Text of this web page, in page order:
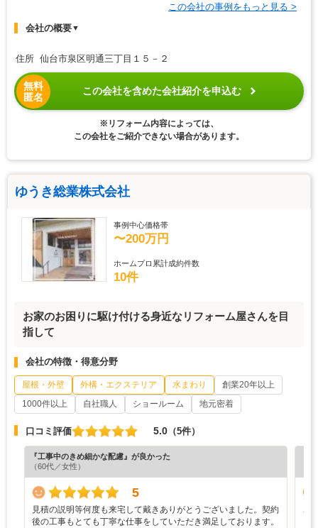
この会社の事例をもっと見る >
会社の概要▼
住所 仙台市泉区明通三丁目１５－２
無料
匿名
この会社を含めた会社紹介を申込む
※リフォーム内容によっては、
この会社をご紹介できない場合があります。
ゆうき総業株式会社
事例中心価格帯
〜200万円
ホームプロ累計成約件数
10件
お家のお困りに駆け付ける身近なリフォーム屋さんを目
指して
会社の特徴・得意分野
屋根・外壁 外構・エクステリア 水まわり
創業20年以上
1000件以上
自社職人 ショールーム 地元密着
口コミ評価 5.0 （5件）
『工事中のきめ細かな配慮』が良かった
（60代／女性）
5
見積の説明等何度も来宅して戴きありがとうございました。契約
後の工事もとても丁寧な仕事をしていただき満足しております。
こ